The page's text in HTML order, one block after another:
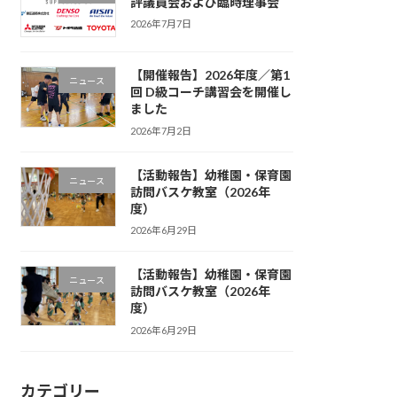
2026年7月7日
ニュース
【開催報告】2026年度／第1
回 D級コーチ講習会を開催し
ました
2026年7月2日
ニュース
【活動報告】幼稚園・保育園
訪問バスケ教室（2026年
度）
2026年6月29日
ニュース
【活動報告】幼稚園・保育園
訪問バスケ教室（2026年
度）
2026年6月29日
カテゴリー